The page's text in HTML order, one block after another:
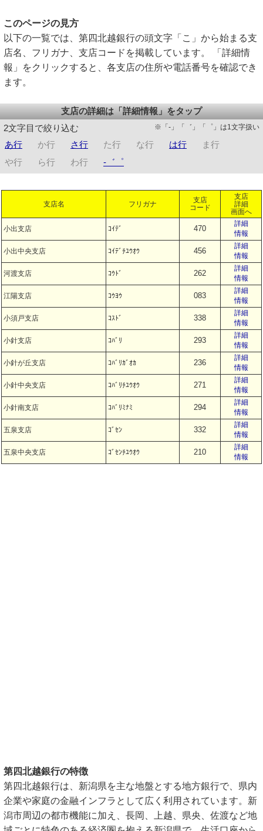
このページの見方
以下の一覧では、第四北越銀行の頭文字「こ」から始まる支
店名、フリガナ、支店コードを掲載しています。 「詳細情
報」をクリックすると、各支店の住所や電話番号を確認でき
ます。
支店の詳細は「詳細情報」をタップ
2文字目で絞り込む
※「-」「゛」「゜」は1文字扱い
あ行 か行 さ行 た行 な行 は行
ま行
や行
ら行 わ行 -゛゜
支店名 フリガナ
支店
コード
支店
詳細
画面へ
小出支店 ｺｲﾃﾞ 470
詳細
情報
小出中央支店 ｺｲﾃﾞﾁﾕｳｵｳ 456
詳細
情報
河渡支店 ｺｳﾄﾞ 262
詳細
情報
江陽支店 ｺｳﾖｳ 083
詳細
情報
小須戸支店 ｺｽﾄﾞ 338
詳細
情報
小針支店 ｺﾊﾞﾘ 293
詳細
情報
小針が丘支店 ｺﾊﾞﾘｶﾞｵｶ 236
詳細
情報
小針中央支店 ｺﾊﾞﾘﾁﾕｳｵｳ 271
詳細
情報
小針南支店 ｺﾊﾞﾘﾐﾅﾐ 294
詳細
情報
五泉支店 ｺﾞｾﾝ 332
詳細
情報
五泉中央支店 ｺﾞｾﾝﾁﾕｳｵｳ 210
詳細
情報
第四北越銀行の特徴
第四北越銀行は、新潟県を主な地盤とする地方銀行で、県内
企業や家庭の金融インフラとして広く利用されています。新
潟市周辺の都市機能に加え、長岡、上越、県央、佐渡など地